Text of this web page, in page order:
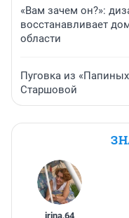
«Вам зачем он?»:
восстанавливает
области
Пуговка из
Старшовой
irina,64